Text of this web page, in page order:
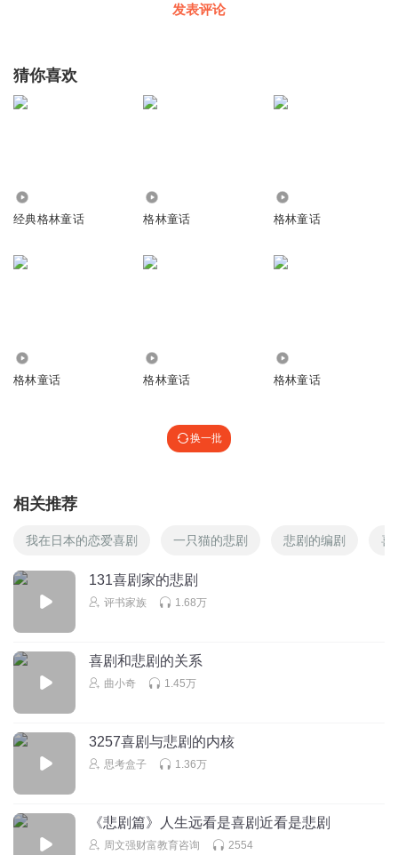
发表评论
猜你喜欢
经典格林童话 格林童话 格林童话
格林童话 格林童话 格林童话
换一批
相关推荐
我在日本的恋爱喜剧 一只猫的悲剧 悲剧的编剧 喜
131喜剧家的悲剧
评书家族 1.68万
喜剧和悲剧的关系
曲小奇 1.45万
3257喜剧与悲剧的内核
思考盒子 1.36万
《悲剧篇》人生远看是喜剧近看是悲剧
周文强财富教育咨询 2554